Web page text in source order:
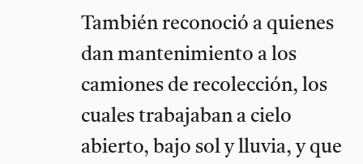
También reconoció a quienes
dan mantenimiento a los
camiones de recolección, los
cuales trabajaban a cielo
abierto, bajo sol y lluvia, y que